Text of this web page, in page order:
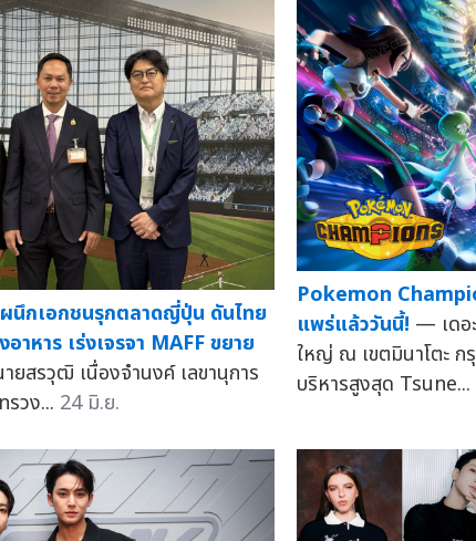
ผนึกเอกชนรุกตลาดญี่ปุ่น ดันไทย
าหาร เร่งเจรจา MAFF ขยาย
ยสรวุฒิ เนื่องจำนงค์ เลขานุการ
รวง... 24 มิ.ย.
Pokemon
แพร่แล้ววันนี้! — เดอ
ใหญ่ ณ เขตมินาโตะ ก
บริหารสูงสุด Tsune...